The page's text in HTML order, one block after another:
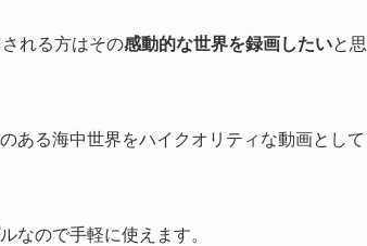
れる方はその感動的な世界を録画したいと思
ある海中世界をハイクオリティな動画として
なので手軽に使えます。